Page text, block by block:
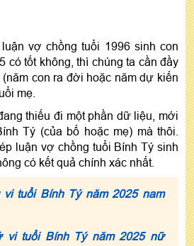
vợ chồng tuổi 1996 sinh con
có tốt không, thì chúng ta cần đầy
con ra đời hoặc năm dự kiến
mẹ.
thiếu đi một phần dữ liệu, mới
Tý (của bố hoặc mẹ) mà thôi.
luận vợ chồng tuổi Bính Tý sinh
có kết quả chính xác nhất.
vi tuổi Bính Tý năm 2025 nam
vi tuổi Bính Tý năm 2025 nữ